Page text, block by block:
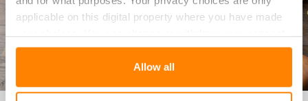
applicable on this digital property where you have made
any time from the Cookie Declaration or by clicking on
Allow all